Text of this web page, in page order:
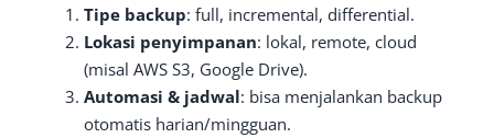
Tipe backup: full, incremental, differential.
Lokasi penyimpanan: lokal, remote, cloud
(misal AWS S3, Google Drive).
Automasi & jadwal: bisa menjalankan backup
otomatis harian/mingguan.